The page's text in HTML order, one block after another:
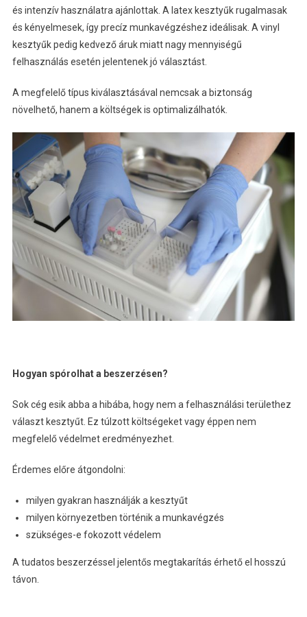
és intenzív használatra ajánlottak. A latex kesztyűk rugalmasak
és kényelmesek, így precíz munkavégzéshez ideálisak. A vinyl
kesztyűk pedig kedvező áruk miatt nagy mennyiségű
felhasználás esetén jelentenek jó választást.
A megfelelő típus kiválasztásával nemcsak a biztonság
növelhető, hanem a költségek is optimalizálhatók.
Hogyan spórolhat a beszerzésen?
Sok cég esik abba a hibába, hogy nem a felhasználási területhez
választ kesztyűt. Ez túlzott költségeket vagy éppen nem
megfelelő védelmet eredményezhet.
Érdemes előre átgondolni:
milyen gyakran használják a kesztyűt
milyen környezetben történik a munkavégzés
szükséges-e fokozott védelem
A tudatos beszerzéssel jelentős megtakarítás érhető el hosszú
távon.